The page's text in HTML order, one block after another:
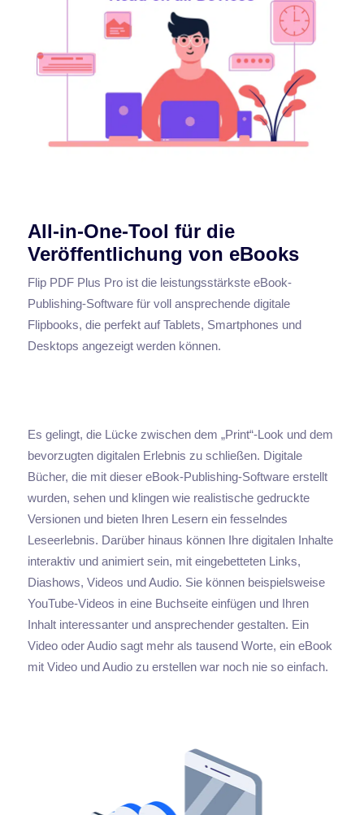
All-in-One-Tool für die
Veröffentlichung von eBooks
Flip PDF Plus Pro ist die leistungsstärkste eBook-
Publishing-Software für voll ansprechende digitale
Flipbooks, die perfekt auf Tablets, Smartphones und
Desktops angezeigt werden können.
Es gelingt, die Lücke zwischen dem „Print“-Look und dem
bevorzugten digitalen Erlebnis zu schließen. Digitale
Bücher, die mit dieser eBook-Publishing-Software erstellt
wurden, sehen und klingen wie realistische gedruckte
Versionen und bieten Ihren Lesern ein fesselndes
Leseerlebnis. Darüber hinaus können Ihre digitalen Inhalte
interaktiv und animiert sein, mit eingebetteten Links,
Diashows, Videos und Audio. Sie können beispielsweise
YouTube-Videos in eine Buchseite einfügen und Ihren
Inhalt interessanter und ansprechender gestalten. Ein
Video oder Audio sagt mehr als tausend Worte, ein eBook
mit Video und Audio zu erstellen war noch nie so einfach.